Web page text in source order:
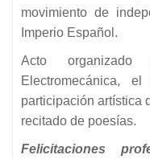
movimiento de
Imperio Español.
Acto
Electromecánica,
participación artística
recitado de poesías.
Felicitaciones